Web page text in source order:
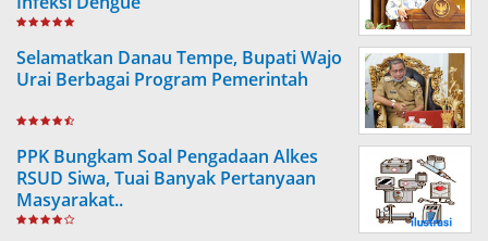
Selamatkan Danau Tempe, Bupati Wajo
Urai Berbagai Program Pemerintah
PPK Bungkam Soal Pengadaan Alkes
RSUD Siwa, Tuai Banyak Pertanyaan
Masyarakat..